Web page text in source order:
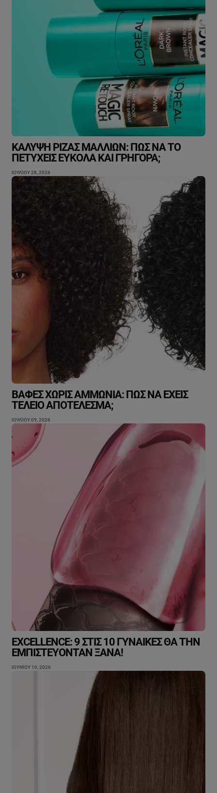
ΚΆΛΥΨΗ ΡΊΖΑΣ ΜΑΛΛΙΏΝ: ΠΏΣ ΝΑ ΤΟ
ΠΕΤΎΧΕΙΣ ΕΎΚΟΛΑ ΚΑΙ ΓΡΉΓΟΡΑ;
ΙΟΥΛΊΟΥ 28, 2026
ΒΑΦΈΣ ΧΩΡΊΣ ΑΜΜΩΝΊΑ: ΠΏΣ ΝΑ ΈΧΕΙΣ
ΤΈΛΕΙΟ ΑΠΟΤΈΛΕΣΜΑ;
ΙΟΥΛΊΟΥ 09, 2026
EXCELLENCE: 9 ΣΤΙΣ 10 ΓΥΝΑΊΚΕΣ ΘΑ ΤΗΝ
ΕΜΠΙΣΤΕΎΟΝΤΑΝ ΞΑΝΆ!
ΙΟΥΝΊΟΥ 10, 2026